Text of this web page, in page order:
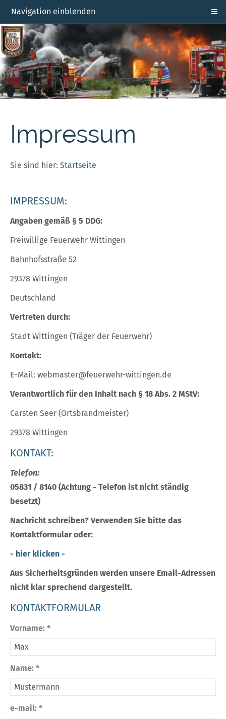
Navigation einblenden
Impressum
Sie sind hier: Startseite
IMPRESSUM:
Angaben gemäß § 5 DDG:
Freiwillige Feuerwehr Wittingen
Bahnhofsstraße 52
29378 Wittingen
Deutschland
Vertreten durch:
Stadt Wittingen (Träger der Feuerwehr)
Kontakt:
E-Mail: webmaster@feuerwehr-wittingen.de
Verantwortlich für den Inhalt nach § 18 Abs. 2 MStV:
Carsten Seer (Ortsbrandmeister)
29378 Wittingen
KONTAKT:
Telefon:
05831 / 8140 (Achtung - Telefon ist nicht ständig
besetzt)
Nachricht schreiben? Verwenden Sie bitte das
Kontaktformular oder:
- hier klicken -
Aus Sicherheitsgründen werden unsere Email-Adressen
nicht klar sprechend dargestellt.
KONTAKTFORMULAR
Vorname: *
Name: *
e-mail: *